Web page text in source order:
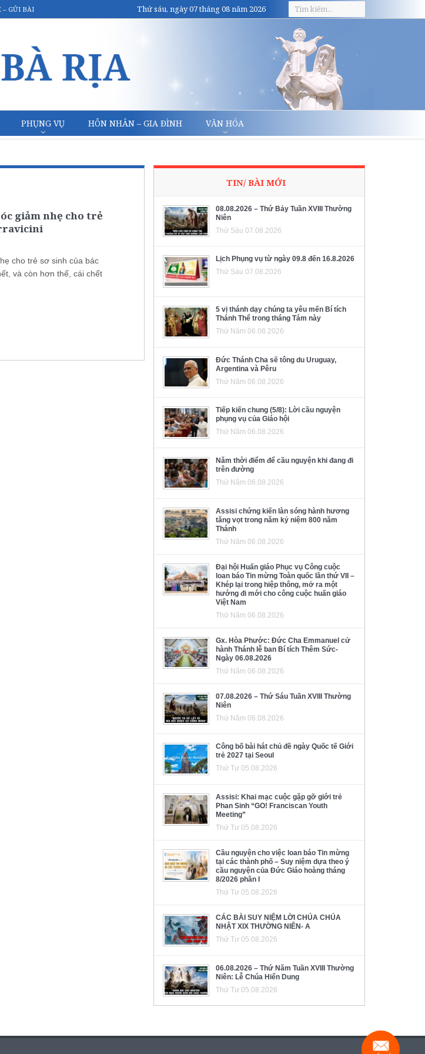
– GỬI BÀI Thứ sáu, ngày 07 tháng 08 năm 2026
PHỤNG VỤ HÔN NHÂN – GIA ĐÌNH VĂN HÓA
giảm nhẹ cho trẻ
cho trẻ sơ sinh của bác
và còn hơn thế, cái chết
TIN/ BÀI MỚI
08.08.2026 – Thứ Bảy Tuần XVIII Thường
Niên
Thứ Sáu 07.08.2026
Lịch Phụng vụ từ ngày 09.8 đến 16.8.2026
Thứ Sáu 07.08.2026
5 vị thánh dạy chúng ta yêu mến Bí tích
Thánh Thể trong tháng Tám này
Thứ Năm 06.08.2026
Đức Thánh Cha sẽ tông du Uruguay,
Argentina và Pêru
Thứ Năm 06.08.2026
Tiếp kiến chung (5/8): Lời cầu nguyện
phụng vụ của Giáo hội
Thứ Năm 06.08.2026
Năm thời điểm để cầu nguyện khi đang đi
trên đường
Thứ Năm 06.08.2026
Assisi chứng kiến làn sóng hành hương
tăng vọt trong năm kỷ niệm 800 năm
Thánh
Thứ Năm 06.08.2026
Đại hội Huấn giáo Phục vụ Công cuộc
loan báo Tin mừng Toàn quốc lần thứ VII –
Khép lại trong hiệp thông, mở ra một
hướng đi mới cho công cuộc huấn giáo
Việt Nam
Thứ Năm 06.08.2026
Gx. Hòa Phước: Đức Cha Emmanuel cử
hành Thánh lễ ban Bí tích Thêm Sức-
Ngày 06.08.2026
Thứ Năm 06.08.2026
07.08.2026 – Thứ Sáu Tuần XVIII Thường
Niên
Thứ Năm 06.08.2026
Công bố bài hát chủ đề ngày Quốc tế Giới
trẻ 2027 tại Seoul
Thứ Tư 05.08.2026
Assisi: Khai mạc cuộc gặp gỡ giới trẻ
Phan Sinh “GO! Franciscan Youth
Meeting”
Thứ Tư 05.08.2026
Cầu nguyện cho việc loan báo Tin mừng
tại các thành phố – Suy niệm dựa theo ý
cầu nguyện của Đức Giáo hoàng tháng
8/2026 phần I
Thứ Tư 05.08.2026
CÁC BÀI SUY NIỆM LỜI CHÚA CHÚA
NHẬT XIX THƯỜNG NIÊN- A
Thứ Tư 05.08.2026
06.08.2026 – Thứ Năm Tuần XVIII Thường
Niên: Lễ Chúa Hiển Dung
Thứ Tư 05.08.2026